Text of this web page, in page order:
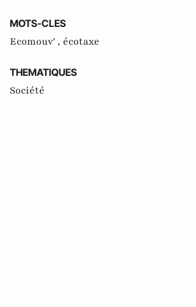
MOTS-CLES
Ecomouv' , écotaxe
THEMATIQUES
Société